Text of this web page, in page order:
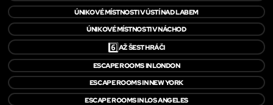
ÚNIKOVÉ MÍSTNOSTI V ÚSTÍ NAD LABEM
ÚNIKOVÉ MÍSTNOSTI V NÁCHOD
6️⃣AŽ ŠEST HRÁČI
ESCAPE ROOMS IN LONDON
ESCAPE ROOMS IN NEW YORK
ESCAPE ROOMS IN LOS ANGELES